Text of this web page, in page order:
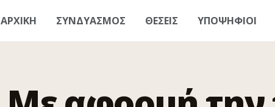
ΑΡΧΙΚΗ ΣΥΝΔΥΑΣΜΟΣ ΘΕΣΕΙΣ ΥΠΟΨΗΦΙΟΙ